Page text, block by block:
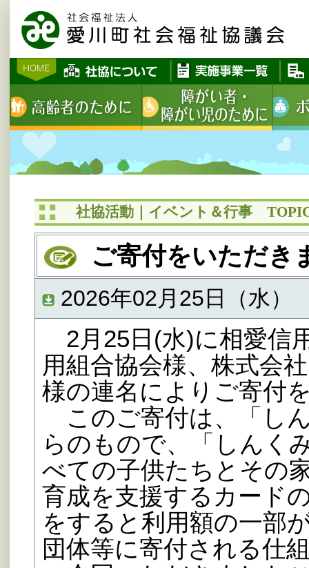
社協活動｜イベント＆行事
ご寄付をいただき
2026年02月25日（水）
2月25日(水)に相愛信
用組合協会様、株式会
様の連名によりご寄付
このご寄付は、「し
らのもので、「しんく
べての子供たちとその
育成を支援するカード
をすると利用額の一部
団体等に寄付される仕